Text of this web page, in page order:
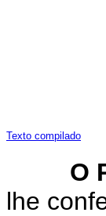
Texto compilado
O
lhe